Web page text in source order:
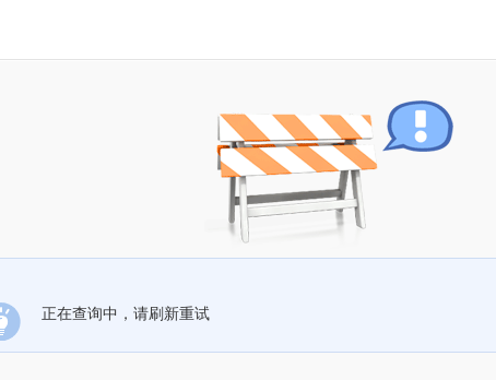
正在查询中，请刷新重试